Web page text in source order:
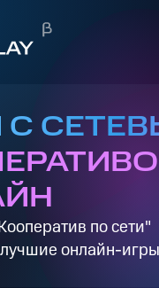
С
по сети"
онлайн-